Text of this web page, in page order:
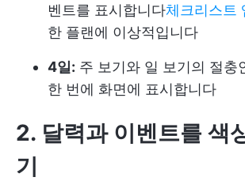
벤트를 표시합니다체크리스트
한 플랜에 이상적입니다
4일: 주 보기와 일 보기의 절충
한 번에 화면에 표시합니다
2. 달력과 이벤트를 색
기